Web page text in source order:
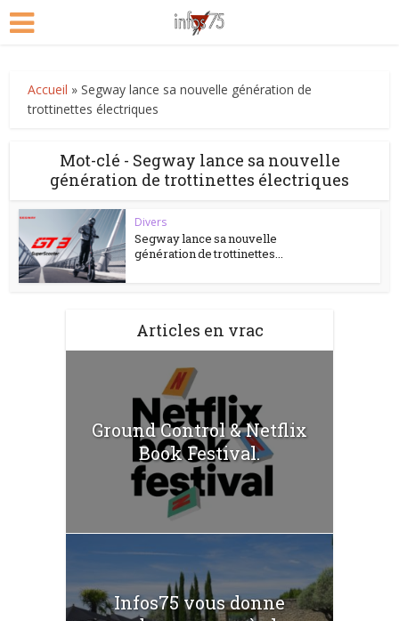
Accueil »Segway lance sa nouvelle génération de
trottinettes électriques
Mot-clé - Segway lance sa nouvelle
génération de trottinettes électriques
Divers
Segway lance sa nouvelle
génération de trottinettes...
Articles en vrac
Ground Control & Netflix
Book Festival.
Infos75 vous donne